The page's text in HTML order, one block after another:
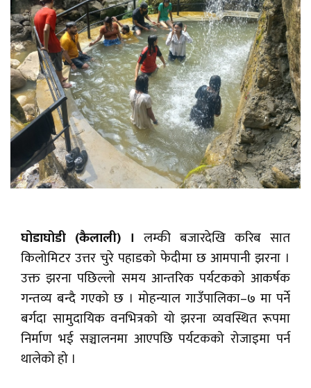
घोडाघोडी (कैलाली) । लम्की बजारदेखि करिब सात
किलोमिटर उत्तर चुरे पहाडको फेदीमा छ आमपानी झरना ।
उक्त झरना पछिल्लो समय आन्तरिक पर्यटकको आकर्षक
गन्तव्य बन्दै गएको छ । मोहन्याल गाउँपालिका–७ मा पर्ने
बर्गदा सामुदायिक वनभित्रको यो झरना व्यवस्थित रूपमा
निर्माण भई सञ्चालनमा आएपछि पर्यटकको रोजाइमा पर्न
थालेको हो ।